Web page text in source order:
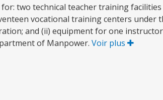
two technical teacher training
vocational training centers under
and (ii) equipment for one
of Manpower. Voir plus